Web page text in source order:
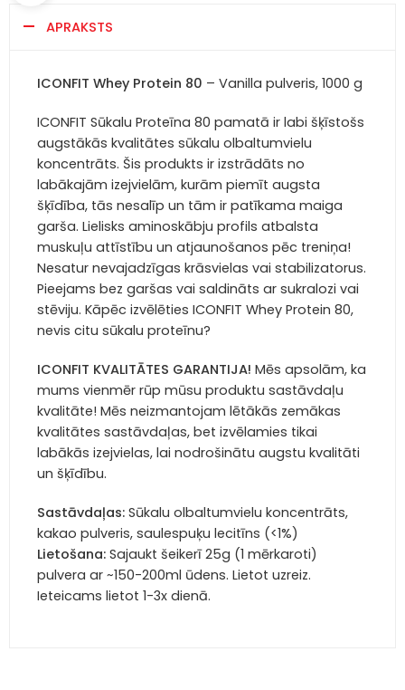
APRAKSTS
ICONFIT Whey Protein 80 – Vanilla pulveris, 1000 g
ICONFIT Sūkalu Proteīna 80 pamatā ir labi šķīstošs
augstākās kvalitātes sūkalu olbaltumvielu
koncentrāts. Šis produkts ir izstrādāts no
labākajām izejvielām, kurām piemīt augsta
šķīdība, tās nesalīp un tām ir patīkama maiga
garša. Lielisks aminoskābju profils atbalsta
muskuļu attīstību un atjaunošanos pēc treniņa!
Nesatur nevajadzīgas krāsvielas vai stabilizatorus.
Pieejams bez garšas vai saldināts ar sukralozi vai
stēviju. Kāpēc izvēlēties ICONFIT Whey Protein 80,
nevis citu sūkalu proteīnu?
ICONFIT KVALITĀTES GARANTIJA! Mēs apsolām, ka
mums vienmēr rūp mūsu produktu sastāvdaļu
kvalitāte! Mēs neizmantojam lētākās zemākas
kvalitātes sastāvdaļas, bet izvēlamies tikai
labākās izejvielas, lai nodrošinātu augstu kvalitāti
un šķīdību.
Sastāvdaļas: Sūkalu olbaltumvielu koncentrāts,
kakao pulveris, saulespuķu lecitīns (<1%)
Lietošana: Sajaukt šeikerī 25g (1 mērkaroti)
pulvera ar ~150-200ml ūdens. Lietot uzreiz.
Ieteicams lietot 1-3x dienā.